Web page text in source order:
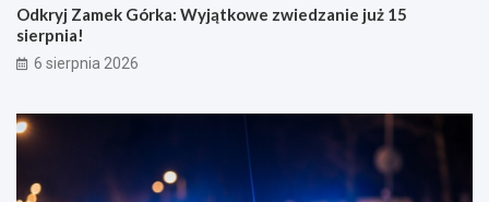
Odkryj Zamek Górka: Wyjątkowe zwiedzanie już 15
sierpnia!
6 sierpnia 2026